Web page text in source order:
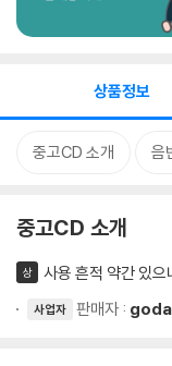
상품정보
중고CD 소개 음
중고CD 소개
상 사용 흔적 약간 있
사업자 판매자 :